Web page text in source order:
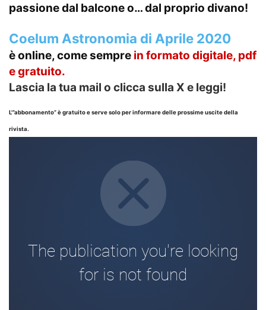
passione dal balcone o… dal proprio divano!
Coelum Astronomia di Aprile 2020
è online, come sempre in formato digitale, pdf
e gratuito.
Lascia la tua mail o clicca sulla X e leggi!
L'”abbonamento” è gratuito e serve solo per informare delle prossime uscite della
rivista.